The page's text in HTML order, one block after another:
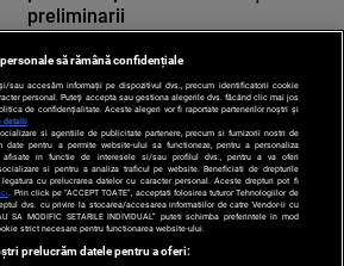
preliminarii
personale să rămână confidențiale
sau accesăm informații pe dispozitivul dvs., precum identificatorii cookie
personal. Puteți accepta sau gestiona alegerile dvs. făcând clic mai jos
de confidențialitate. Aceste alegeri vor fi raportate partenerilor noștri și
detalii
si agentiile de publicitate partenere, precum si furnizorii nostri de
date pentru a permite website-ului sa functioneze, pentru a personaliza
afisate in functie de interesele si/sau profilul dvs., pentru a va oferi
si pentru a analiza traficul pe website. Beneficiati de drepturile
cu prelucrarea datelor cu caracter personal. Aceste drepturi pot fi
. Prin click pe “ACCEPT TOATE”, acceptati folosirea tuturor Tehnologiilor de
dvs. cu privire la stocarea/accesarea informatiilor de catre Vendor-ii cu
SA MODIFIC SETARILE INDIVIDUAL” puteti schimba preferintele in mod
strict necesare pentru functionarea website-ului.
prelucrăm datele pentru a oferi: